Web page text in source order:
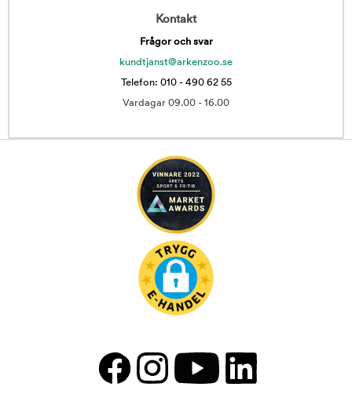
Kontakt
Frågor och svar
kundtjanst@arkenzoo.se
Telefon: 010 - 490 62 55
Vardagar 09.00 - 16.00